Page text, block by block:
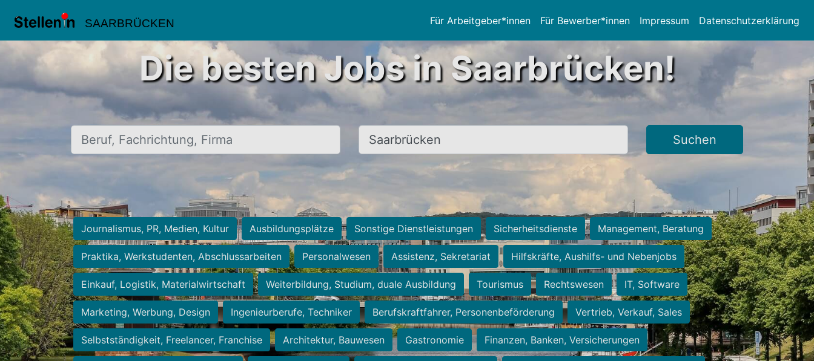
SAARBRÜCKEN Für Arbeitgeber*innen Für Bewerber*innen Impressum Datenschutzerklärung
Die besten Jobs in Saarbrücken!
Beruf, Fachrichtung, Firma Ort, Stadt Suchen
Journalismus, PR, Medien, Kultur Ausbildungsplätze Sonstige Dienstleistungen Sicherheitsdienste Management, Beratung
Praktika, Werkstudenten, Abschlussarbeiten Personalwesen Assistenz, Sekretariat Hilfskräfte, Aushilfs- und Nebenjobs
Einkauf, Logistik, Materialwirtschaft Weiterbildung, Studium, duale Ausbildung Tourismus Rechtswesen IT, Software
Marketing, Werbung, Design Ingenieurberufe, Techniker Berufskraftfahrer, Personenbeförderung Vertrieb, Verkauf, Sales
Selbstständigkeit, Freelancer, Franchise Architektur, Bauwesen Gastronomie Finanzen, Banken, Versicherungen